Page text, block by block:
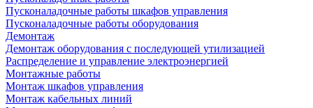
Пусконаладочные работы шкафов управления
Пусконаладочные работы оборудования
Демонтаж
Демонтаж оборудования с последующей утилизацией
Распределение и управление электроэнергией
Монтажные работы
Монтаж шкафов управления
Монтаж кабельных линий